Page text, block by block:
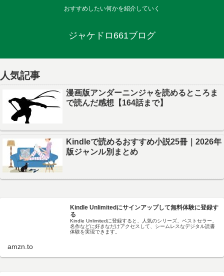
おすすめしたい何かを紹介していく
ジャケドロ661ブログ
人気記事
漫画版アンダーニンジャを読めるところま
で読んだ感想【164話まで】
Kindleで読めるおすすめ小説25冊｜2026年
版ジャンル別まとめ
Kindle Unlimitedにサインアップして無料体験に登録す
る
Kindle Unlimitedに登録すると、人気のシリーズ、ベストセラー、
名作などに好きなだけアクセスして、シームレスなデジタル読書
体験を実現できます。
amzn.to